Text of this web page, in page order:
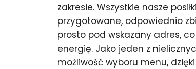
zakresie. Wszystkie nasze
przygotowane, odpowiednio
prosto pod wskazany adres,
energię. Jako jeden z
możliwość wyboru menu,